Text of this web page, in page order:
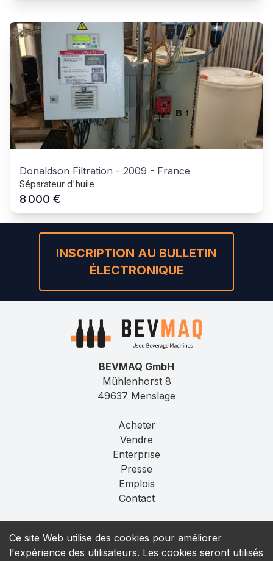
Donaldson Filtration - 2009 - France
Séparateur d'huile
8 000 €
Ce site Web utilise des cookies pour améliorer
l'expérience des utilisateurs. Les cookies seront utilisés
INSCRIPTION AU BULLETIN
ÉLECTRONIQUE
BEVMAQ GmbH
Mühlenhorst 8
49637 Menslage
Acheter
Vendre
Enterprise
Presse
Emplois
Contact
Confidentialité
T&C